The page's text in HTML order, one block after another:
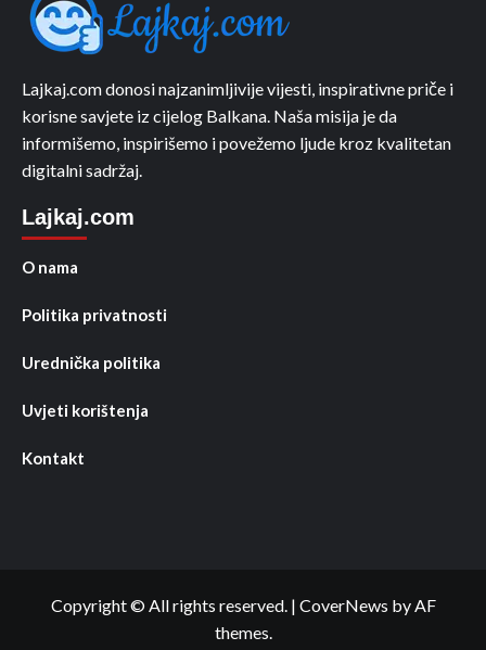
Lajkaj.com donosi najzanimljivije vijesti, inspirativne priče i
korisne savjete iz cijelog Balkana. Naša misija je da
informišemo, inspirišemo i povežemo ljude kroz kvalitetan
digitalni sadržaj.
Lajkaj.com
O nama
Politika privatnosti
Urednička politika
Uvjeti korištenja
Kontakt
Copyright © All rights reserved. | CoverNews by AF
themes.